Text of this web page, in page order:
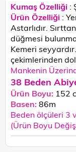
Kumaş Özelliği :
Ürün Özelliği :
Astarlıdır.
düğmesi
Kemeri seyyardır.
çekimlerinden
Mankenin
38 Beden
Ürün Boyu: 152
Basen:86m
Beden ölçüleri 3
(Ürün Boyu